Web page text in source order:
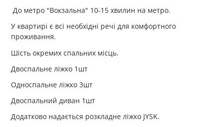
До метро "Вокзальна" 10-15 хвилин на метро.
У квартирі є всі необхідні речі для комфортного
проживання.
Шість окремих спальних місць.
Двоспальне ліжко 1шт
Односпальне ліжко 3шт
Двоспальний диван 1шт
Додатково надається розкладне ліжко JYSK.